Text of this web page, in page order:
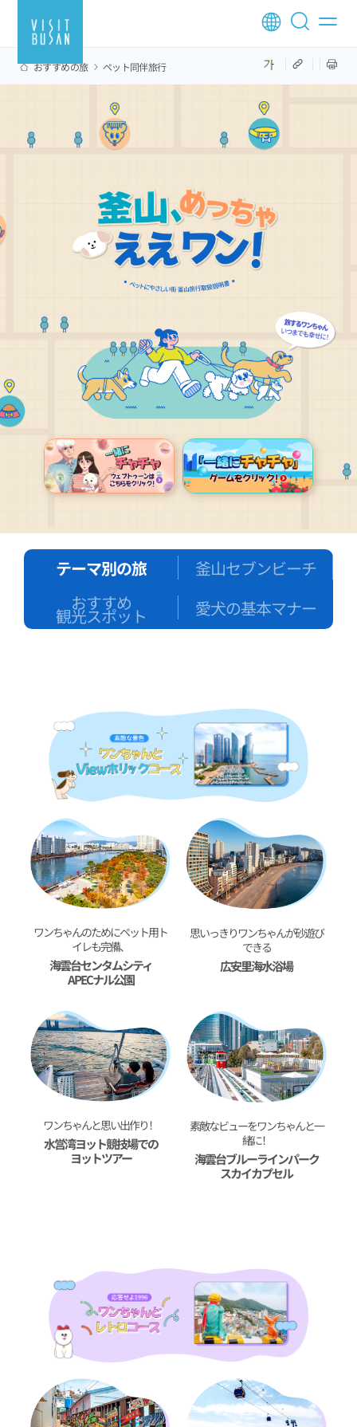
おすすめの旅 ペット同伴旅行
テーマ別の旅
釜山セブンビーチ
おすすめ
観光スポット 愛犬の基本マナー
ワンちゃんのためにペット用ト
イレも完備、
海雲台センタムシティ
APECナル公園
思いっきりワンちゃんが砂遊び
できる
広安里海水浴場
ワンちゃんと思い出作り！
水営湾ヨット競技場での
ヨットツアー
素敵なビューをワンちゃんと一
緒に！
海雲台ブルーラインパーク
スカイカプセル